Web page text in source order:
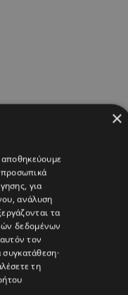
×
αποθηκεύουμε
για
ανάλυση
τα
δεδομένων
τον
τη